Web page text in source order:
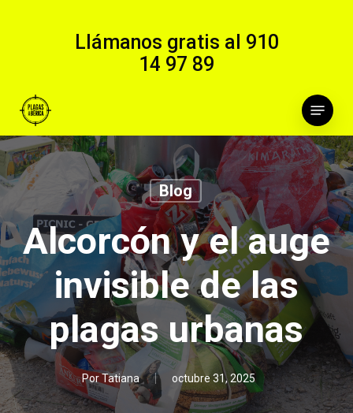
Llámanos gratis al 910
14 97 89
Menu
Blog
Alcorcón y el auge
invisible de las
plagas urbanas
PorTatiana octubre 31, 2025